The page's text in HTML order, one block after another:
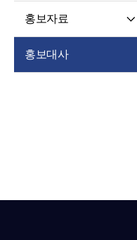
홍보자료
홍보대사